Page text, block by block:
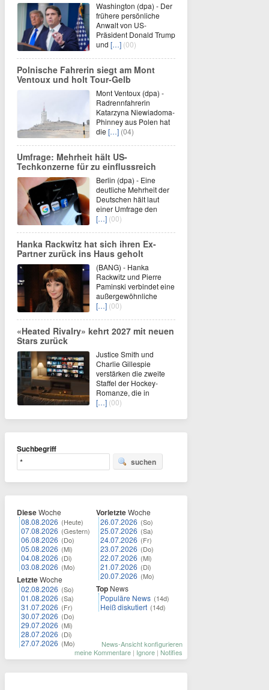
Washington (dpa) - Der
frühere persönliche
Anwalt von US-
Präsident Donald Trump
und […] (00)
Polnische Fahrerin siegt am Mont
Ventoux und holt Tour-Gelb
Mont Ventoux (dpa) -
Radrennfahrerin
Katarzyna Niewiadoma-
Phinney aus Polen hat
die […] (04)
Umfrage: Mehrheit hält US-
Techkonzerne für zu einflussreich
Berlin (dpa) - Eine
deutliche Mehrheit der
Deutschen hält laut
einer Umfrage den
[…] (00)
Hanka Rackwitz hat sich ihren Ex-
Partner zurück ins Haus geholt
(BANG) - Hanka
Rackwitz und Pierre
Paminski verbindet eine
außergewöhnliche
[…] (00)
«Heated Rivalry» kehrt 2027 mit neuen
Stars zurück
Justice Smith und
Charlie Gillespie
verstärken die zweite
Staffel der Hockey-
Romanze, die in
[…] (00)
Suchbegriff
suchen
DieseWoche
08.08.2026 (Heute)
07.08.2026 (Gestern)
06.08.2026 (Do)
05.08.2026 (Mi)
04.08.2026 (Di)
03.08.2026 (Mo)
LetzteWoche
02.08.2026 (So)
01.08.2026 (Sa)
31.07.2026 (Fr)
30.07.2026 (Do)
29.07.2026 (Mi)
28.07.2026 (Di)
27.07.2026 (Mo)
VorletzteWoche
26.07.2026 (So)
25.07.2026 (Sa)
24.07.2026 (Fr)
23.07.2026 (Do)
22.07.2026 (Mi)
21.07.2026 (Di)
20.07.2026 (Mo)
Top News
Populäre News (14d)
Heiß diskutiert (14d)
News-Ansicht konfigurieren
meine Kommentare | Ignore | Notifies